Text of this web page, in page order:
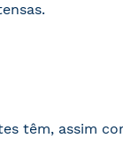
têm, assim